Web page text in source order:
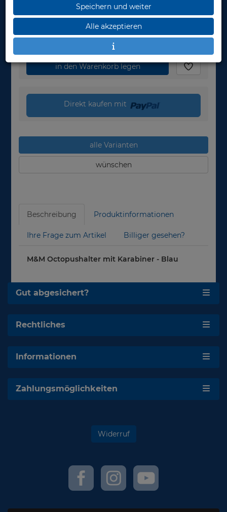
in den Warenkorb legen
Direkt kaufen mit
alle Varianten
wünschen
Beschreibung Produktinformationen
Ihre Frage zum Artikel Billiger gesehen?
M&M Octopushalter mit Karabiner - Blau
Gut abgesichert?
Rechtliches
Informationen
Zahlungsmöglichkeiten
Widerruf
Speichern und weiter
Alle akzeptieren